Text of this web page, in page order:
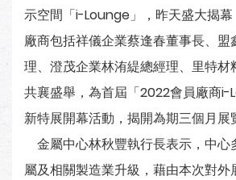
示空間「i-Lounge」，昨天盛大揭
廠商包括祥儀企業蔡逢春董事長、盟
理、澄茂企業林洧緹總經理、里特材
共襄盛舉，為首屆「2022會員廠商i-
新特展開幕活動，揭開為期三個月展
金屬中心林秋豐執行長表示，中心
屬及相關製造業升級，藉由本次對外